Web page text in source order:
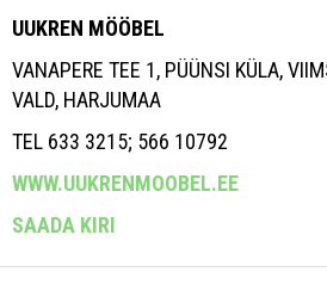
UUKREN MÖÖBEL
VANAPERE TEE 1, PÜÜNSI KÜLA,
VALD, HARJUMAA
TEL 633 3215; 566 10792
WWW.UUKRENMOOBEL.EE
SAADA KIRI